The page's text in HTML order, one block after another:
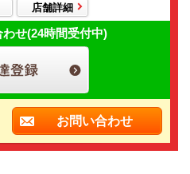
店舗詳細
せ(24時間受付中)
お問い合わせ